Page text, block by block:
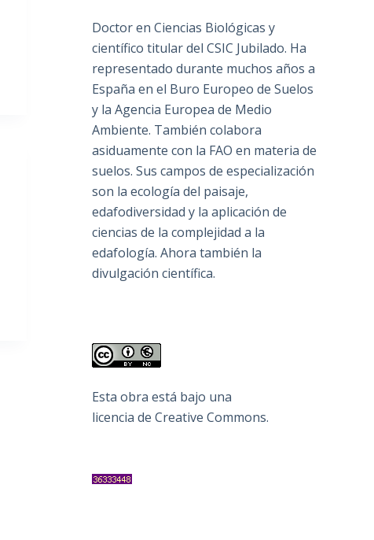
Doctor en Ciencias Biológicas y
científico titular del CSIC Jubilado. Ha
representado durante muchos años a
España en el Buro Europeo de Suelos
y la Agencia Europea de Medio
Ambiente. También colabora
asiduamente con la FAO en materia de
suelos. Sus campos de especialización
son la ecología del paisaje,
edafodiversidad y la aplicación de
ciencias de la complejidad a la
edafología. Ahora también la
divulgación científica.
Esta obra está bajo una
licencia de Creative Commons.